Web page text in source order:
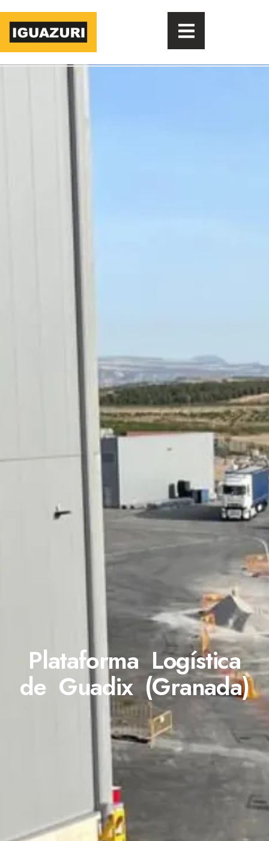
Plataforma Logística
de Guadix (Granada)